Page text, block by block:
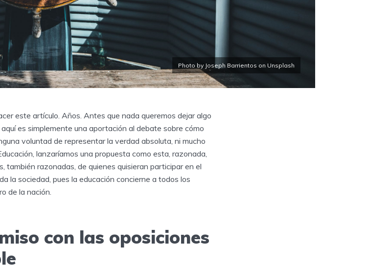
Photo by Joseph Barrientos on Unsplash
este artículo. Años. Antes que nada queremos dejar algo
es simplemente una aportación al debate sobre cómo
voluntad de representar la verdad absoluta, ni mucho
lanzaríamos una propuesta como esta, razonada,
también razonadas, de quienes quisieran participar en el
la sociedad, pues la educación concierne a todos los
de la nación.
con las oposiciones